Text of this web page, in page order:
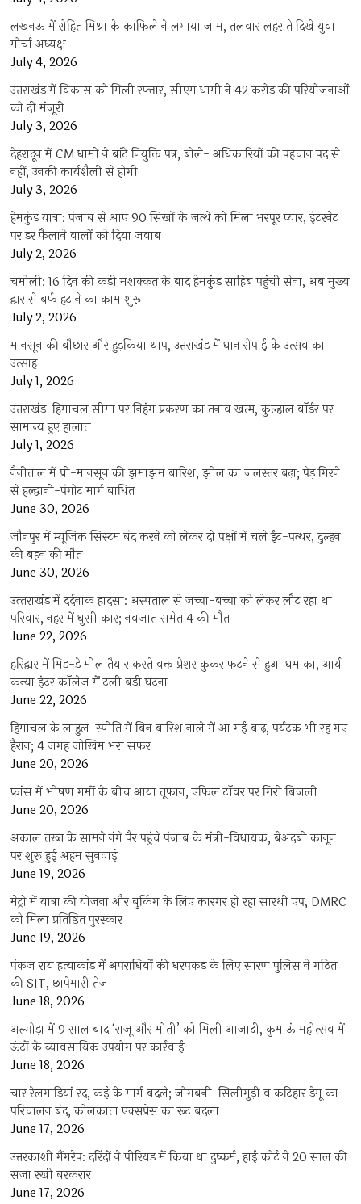
लखनऊ में रोहित मिश्रा के काफिले ने लगाया जाम, तलवार लहराते दिखे युवा
मोर्चा अध्यक्ष
July 4, 2026
उत्तराखंड में विकास को मिली रफ्तार, सीएम धामी ने 42 करोड़ की परियोजनाओं
को दी मंजूरी
July 3, 2026
देहरादून में CM धामी ने बांटे नियुक्ति पत्र, बोले- अधिकारियों की पहचान पद से
नहीं, उनकी कार्यशैली से होगी
July 3, 2026
हेमकुंड यात्रा: पंजाब से आए 90 सिखों के जत्थे को मिला भरपूर प्यार, इंटरनेट
पर डर फैलाने वालों को दिया जवाब
July 2, 2026
चमोली: 16 दिन की कड़ी मशक्कत के बाद हेमकुंड साहिब पहुंची सेना, अब मुख्य
द्वार से बर्फ हटाने का काम शुरू
July 2, 2026
मानसून की बौछार और हुड़किया थाप, उत्तराखंड में धान रोपाई के उत्सव का
उत्साह
July 1, 2026
उत्तराखंड-हिमाचल सीमा पर निहंग प्रकरण का तनाव खत्म, कुल्हाल बॉर्डर पर
सामान्य हुए हालात
July 1, 2026
नैनीताल में प्री-मानसून की झमाझम बारिश, झील का जलस्तर बढ़ा; पेड़ गिरने
से हल्द्वानी-पंगोट मार्ग बाधित
June 30, 2026
जौनपुर में म्यूजिक सिस्टम बंद करने को लेकर दो पक्षों में चले ईंट-पत्थर, दुल्हन
की बहन की मौत
June 30, 2026
उत्‍तराखंड में दर्दनाक हादसा: अस्पताल से जच्चा-बच्चा को लेकर लौट रहा था
परिवार, नहर में घुसी कार; नवजात समेत 4 की मौत
June 22, 2026
हरिद्वार में मिड-डे मील तैयार करते वक्त प्रेशर कुकर फटने से हुआ धमाका, आर्य
कन्या इंटर कॉलेज में टली बड़ी घटना
June 22, 2026
हिमाचल के लाहुल-स्पीति में बिन बारिश नाले में आ गई बाढ़, पर्यटक भी रह गए
हैरान; 4 जगह जोखिम भरा सफर
June 20, 2026
फ्रांस में भीषण गर्मी के बीच आया तूफान, एफिल टॉवर पर गिरी बिजली
June 20, 2026
अकाल तख्त के सामने नंगे पैर पहुंचे पंजाब के मंत्री-विधायक, बेअदबी कानून
पर शुरू हुई अहम सुनवाई
June 19, 2026
मेट्रो में यात्रा की योजना और बुकिंग के लिए कारगर हो रहा सारथी एप, DMRC
को मिला प्रतिष्ठित पुरस्कार
June 19, 2026
पंकज राय हत्याकांड में अपराधियों की धरपकड़ के लिए सारण पुलिस ने गठित
की SIT, छापेमारी तेज
June 18, 2026
अल्मोड़ा में 9 साल बाद ‘राजू और मोती’ को मिली आजादी, कुमाऊं महोत्सव में
ऊंटों के व्यावसायिक उपयोग पर कार्रवाई
June 18, 2026
चार रेलगाड़ियां रद, कई के मार्ग बदले; जोगबनी-सिलीगुड़ी व कटिहार डेमू का
परिचालन बंद, कोलकाता एक्सप्रेस का रूट बदला
June 17, 2026
उत्तरकाशी गैंगरेप: दरिंदों ने पीरियड में किया था दुष्कर्म, हाई कोर्ट ने 20 साल की
सजा रखी बरकरार
June 17, 2026